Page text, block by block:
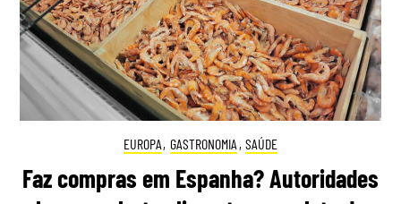
EUROPA, GASTRONOMIA , SAÚDE
Faz compras em Espanha? Autoridades